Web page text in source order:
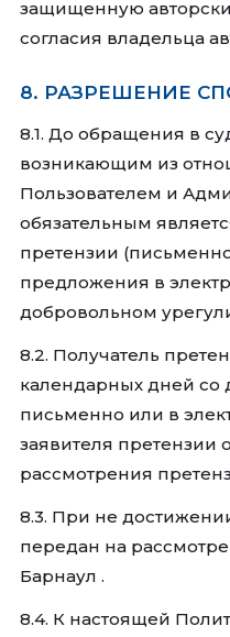
защищенную
согласия владельца
8. РАЗРЕШЕНИЕ
8.1. До обращения в
возникающим из
Пользователем и
обязательным
претензии
предложения в
добровольном
8.2. Получатель
календарных дней со
письменно или в
заявителя претензии
рассмотрения
8.3. При не
передан на
Барнаул .
8.4. К настоящей